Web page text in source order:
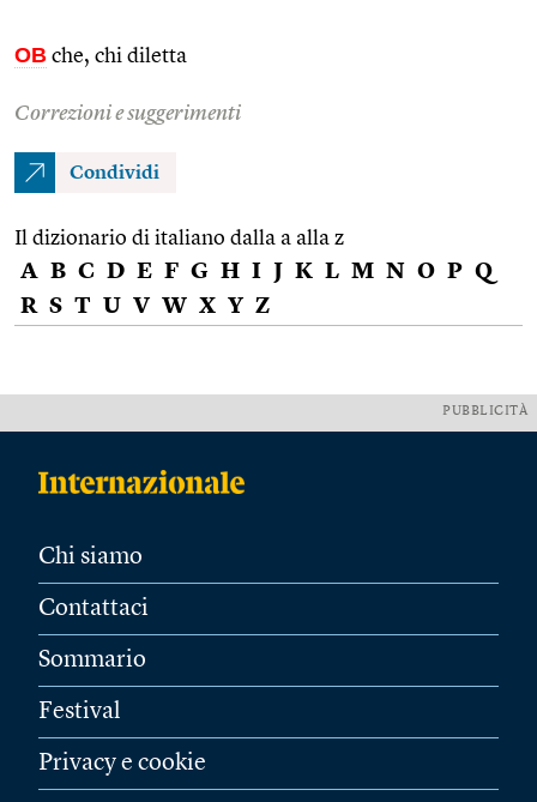
OB che, chi diletta
Correzioni e suggerimenti
Condividi
Il dizionario di italiano dalla a alla z
A B C D E F G H I J K L M N O P Q
R S T U V W X Y Z
PUBBLICITÀ
Chi siamo
Contattaci
Sommario
Festival
Privacy e cookie